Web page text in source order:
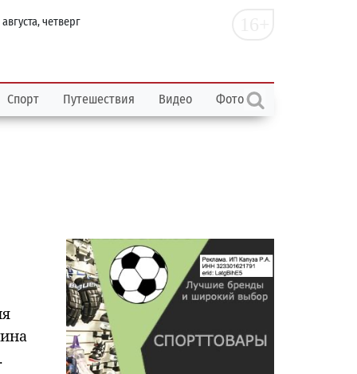
четверг
Спорт Путешествия Видео Фото